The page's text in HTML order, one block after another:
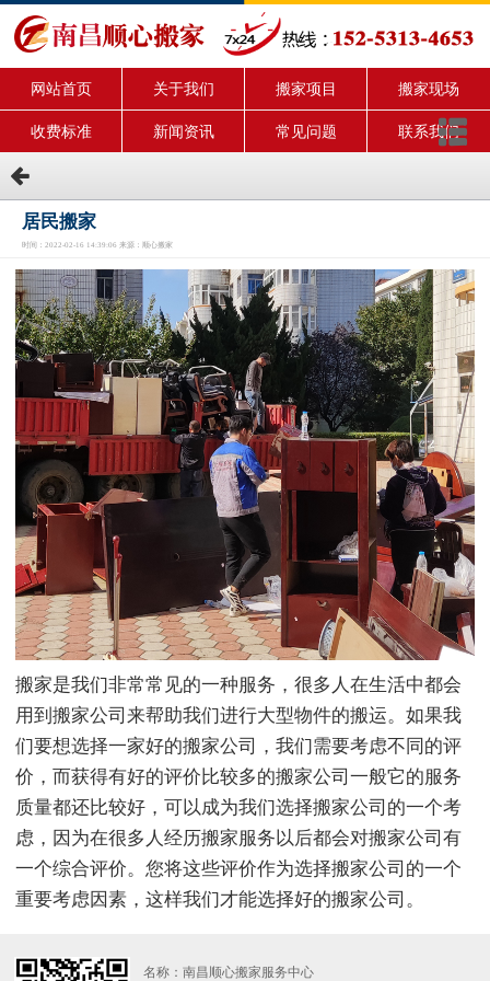
网站首页 关于我们 搬家项目 搬家现场
收费标准 新闻资讯 常见问题 联系我们
居民搬家
时间：2022-02-16 14:39:06 来源：顺心搬家
搬家是我们非常常见的一种服务，很多人在生活中都会
用到搬家公司来帮助我们进行大型物件的搬运。如果我
们要想选择一家好的搬家公司，我们需要考虑不同的评
价，而获得有好的评价比较多的搬家公司一般它的服务
质量都还比较好，可以成为我们选择搬家公司的一个考
虑，因为在很多人经历搬家服务以后都会对搬家公司有
一个综合评价。您将这些评价作为选择搬家公司的一个
重要考虑因素，这样我们才能选择好的搬家公司。
名称：南昌顺心搬家服务中心